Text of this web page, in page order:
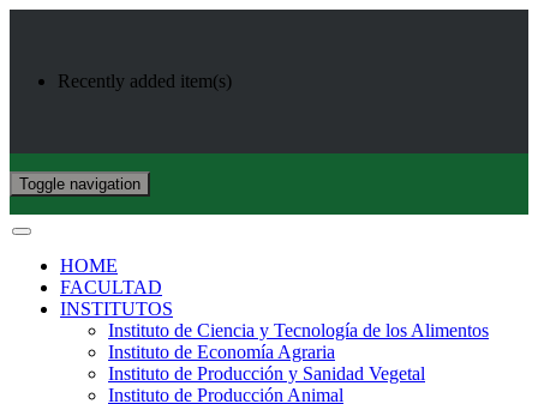
Recently added item(s)
Toggle navigation
HOME
FACULTAD
INSTITUTOS
Instituto de Ciencia y Tecnología de los Alimentos
Instituto de Economía Agraria
Instituto de Producción y Sanidad Vegetal
Instituto de Producción Animal